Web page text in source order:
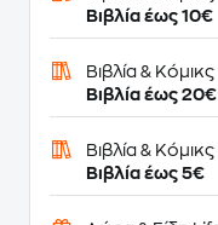
Βιβλία έως 10€
Βιβλία & Κόμικς
Βιβλία έως 20€
Βιβλία & Κόμικς
Βιβλία έως 5€